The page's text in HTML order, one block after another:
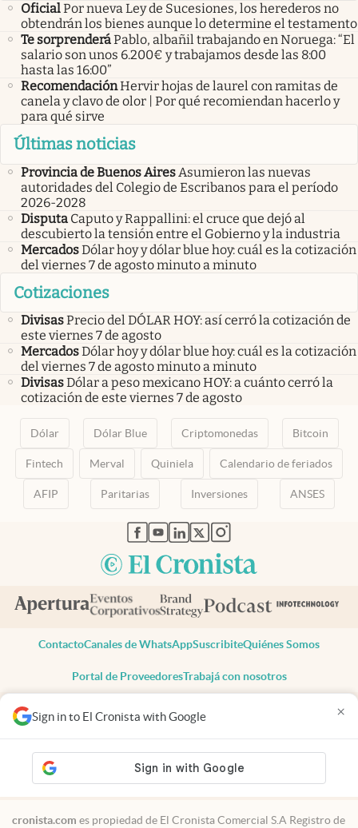
Sign in to El Cronista with Google ×
OficialPor nueva Ley de Sucesiones, los herederos no
obtendrán los bienes aunque lo determine el testamento
Te sorprenderáPablo, albañil trabajando en Noruega: “El
salario son unos 6.200€ y trabajamos desde las 8:00
hasta las 16:00”
RecomendaciónHervir hojas de laurel con ramitas de
canela y clavo de olor | Por qué recomiendan hacerlo y
para qué sirve
Últimas noticias
Provincia de Buenos Aires Asumieron las nuevas
autoridades del Colegio de Escribanos para el período
2026-2028
Disputa Caputo y Rappallini: el cruce que dejó al
descubierto la tensión entre el Gobierno y la industria
MercadosDólar hoy y dólar blue hoy: cuál es la cotización
del viernes 7 de agosto minuto a minuto
Cotizaciones
DivisasPrecio del DÓLAR HOY: así cerró la cotización de
este viernes 7 de agosto
MercadosDólar hoy y dólar blue hoy: cuál es la cotización
del viernes 7 de agosto minuto a minuto
DivisasDólar a peso mexicano HOY: a cuánto cerró la
cotización de este viernes 7 de agosto
Dólar Dólar Blue Criptomonedas Bitcoin
Fintech Merval Quiniela Calendario de feriados
AFIP Paritarias Inversiones ANSES
abre en nueva pestaña
abre en nueva pestaña
abre en nueva pestaña
abre en nueva pestaña
abre en nueva pestaña
ContactoCanales de WhatsAppSuscribiteQuiénes Somos
Portal de ProveedoresTrabajá con nosotros
Todos los derechos reservados
Privacidad
Consentimiento
Tel:+54 11 7078-3270
cronista.com es propiedad de El Cronista Comercial S.A Registro de